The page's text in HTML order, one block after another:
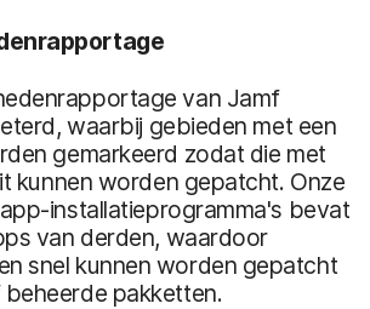
van Jamf
waarbij gebieden met een
gemarkeerd zodat die met
kunnen worden gepatcht. Onze
installatieprogramma's bevat
van derden, waardoor
snel kunnen worden gepatcht
pakketten.